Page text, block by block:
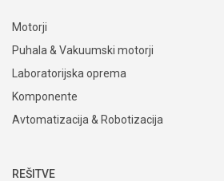
Motorji
Puhala & Vakuumski motorji
Laboratorijska oprema
Komponente
Avtomatizacija & Robotizacija
REŠITVE